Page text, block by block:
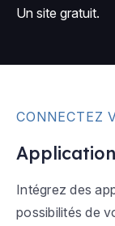
Un site gratuit.
CONNECTEZ
Intégrez des
possibilités de